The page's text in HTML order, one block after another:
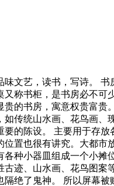
文艺，读书，写诗。
称书柜，是书房必不
的书房，寓意权贵富
传统山水画、花鸟画
的陈设。 主要用于存
置也很有讲究。大都
种小器皿组成一个小
迹、山水画、花鸟图
绝了鬼神。 所以屏幕